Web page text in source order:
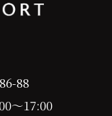
88
～17:00